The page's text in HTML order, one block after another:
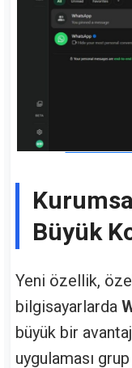
Büyük
Yeni özellik,
bilgisayarlarda
büyük bir
uygulaması